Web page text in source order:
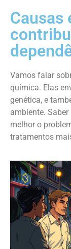
Causas
Vamos falar
química. Elas
genética, e
ambiente.
melhor o
tratamentos